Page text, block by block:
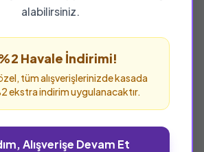
alabilirsiniz.
Havale İndirimi!
tüm alışverişlerinizde kasada
ekstra indirim uygulanacaktır.
Alışverişe Devam Et